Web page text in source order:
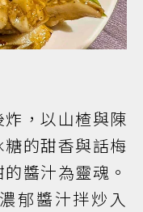
，以山楂與陳
的甜香與話梅
醬汁為靈魂。
郁醬汁拌炒入